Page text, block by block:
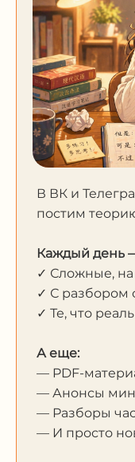
В ВК и
постим
Каждый день
✓ Сложные,
✓ С разбором
✓ Те, что
А еще:
— PDF-
— Анонсы
— Разборы
— И просто